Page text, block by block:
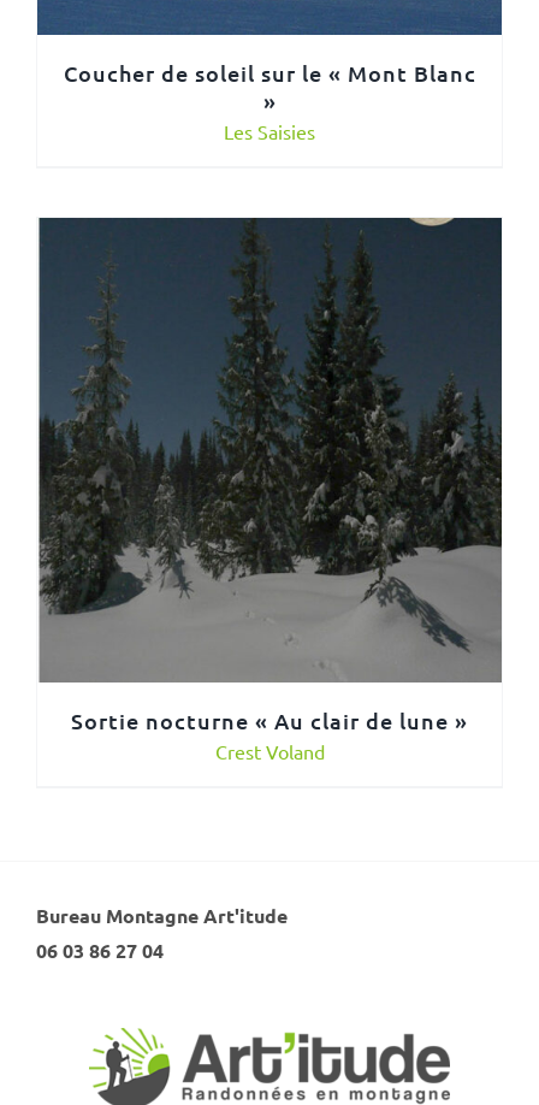
Coucher de soleil sur le « Mont Blanc
»
Les Saisies
Sortie nocturne « Au clair de lune »
Crest Voland
Bureau Montagne Art'itude
06 03 86 27 04